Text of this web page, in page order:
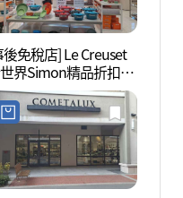
後免稅店] Le Creuset
界Simon精品折扣購
心坡州店(르크루제
세계사이먼프리미엄아
파주점)